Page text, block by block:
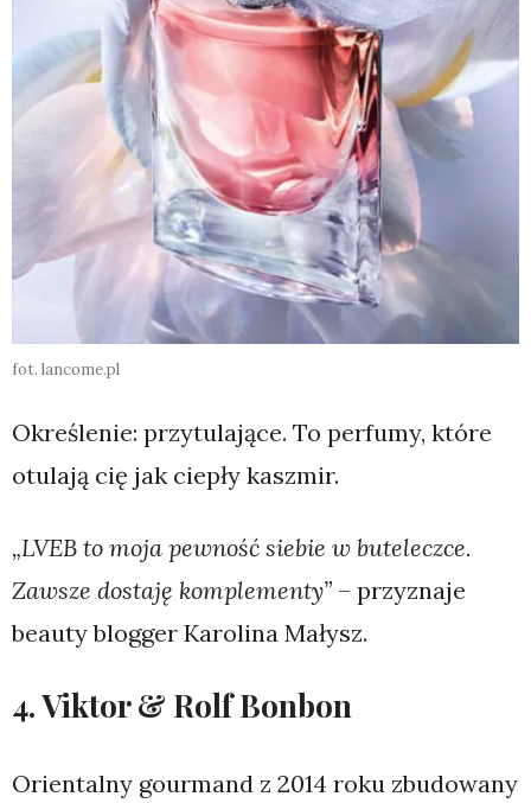
fot. lancome.pl
Określenie: przytulające. To perfumy, które
otulają cię jak ciepły kaszmir.
„LVEB to moja pewność siebie w buteleczce.
Zawsze dostaję komplementy” – przyznaje
beauty blogger Karolina Małysz.
4. Viktor & Rolf Bonbon
Orientalny gourmand z 2014 roku zbudowany